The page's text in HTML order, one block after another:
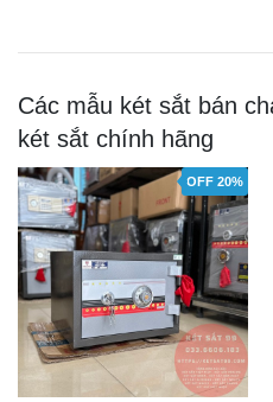
Các mẫu két sắt bán
két sắt chính hãng
OFF 20%